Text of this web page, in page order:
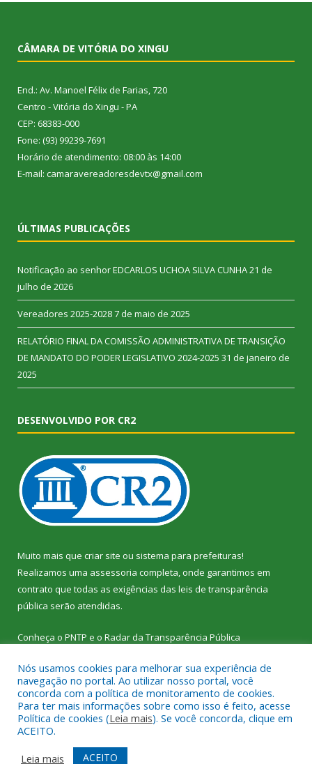
CÂMARA DE VITÓRIA DO XINGU
End.: Av. Manoel Félix de Farias, 720
Centro - Vitória do Xingu - PA
CEP: 68383-000
Fone: (93) 99239-7691
Horário de atendimento: 08:00 às 14:00
E-mail: camaravereadoresdevtx@gmail.com
ÚLTIMAS PUBLICAÇÕES
Notificação ao senhor EDCARLOS UCHOA SILVA CUNHA21 de
julho de 2026
Vereadores 2025-20287 de maio de 2025
RELATÓRIO FINAL DA COMISSÃO ADMINISTRATIVA DE TRANSIÇÃO
DE MANDATO DO PODER LEGISLATIVO 2024-2025 31 de janeiro de
2025
DESENVOLVIDO POR CR2
Muito mais que criar site ou sistema para prefeituras!
Realizamos uma assessoria completa, onde garantimos em
contrato que todas as exigências das leis de transparência
pública serão atendidas.
Conheça o PNTP e o Radar da Transparência Pública
Todos os direitos reservados a Câmara Municipal de Vitória do
Xingu.
Mapa do Site
Acessar Área Administrativa
Nós usamos cookies para melhorar sua experiência de
navegação no portal. Ao utilizar nosso portal, você
concorda com a política de monitoramento de cookies.
Para ter mais informações sobre como isso é feito, acesse
Política de cookies (Leia mais). Se você concorda, clique em
ACEITO.
Leia mais
ACEITO